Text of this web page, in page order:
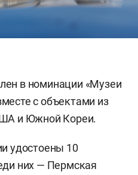
в номинации «Музеи
с объектами из
и Южной Кореи.
удостоены 10
них — Пермская